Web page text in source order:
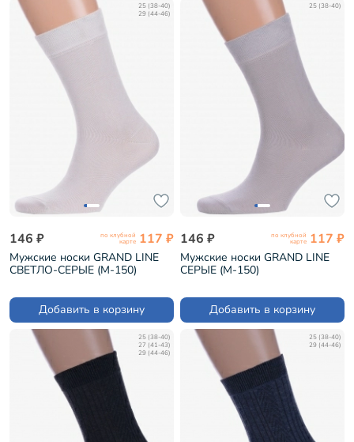
25 (38-40)
29 (44-46)
146 ₽ по клубной
карте 117 ₽
Мужские носки GRAND LINE
СВЕТЛО-СЕРЫЕ (М-150)
Добавить в корзину
25 (38-40)
146 ₽ по клубной
карте 117 ₽
Мужские носки GRAND LINE
СЕРЫЕ (М-150)
Добавить в корзину
25 (38-40)
27 (41-43)
29 (44-46)
25 (38-40)
29 (44-46)